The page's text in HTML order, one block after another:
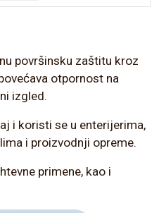
površinsku zaštitu kroz
otpornost na
izgled.
i koristi se u enterijerima,
i proizvodnji opreme.
primene, kao i